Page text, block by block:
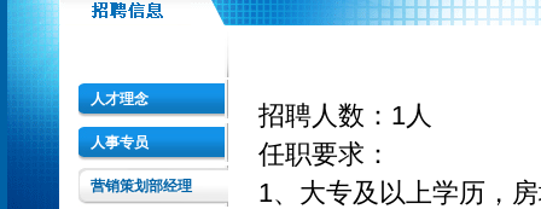
人才理念
人事专员
营销策划部经理
招聘人数：1人
任职要求：
1、大专及以上学历，